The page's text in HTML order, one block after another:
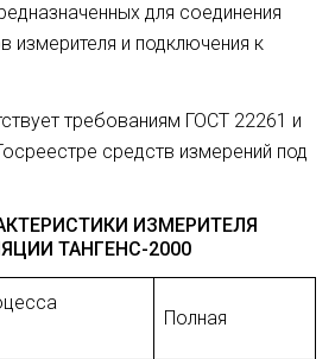
для соединения
и подключения к
требованиям ГОСТ 22261 и
средств измерений под
ИЗМЕРИТЕЛЯ
ТАНГЕНС-2000
Полная